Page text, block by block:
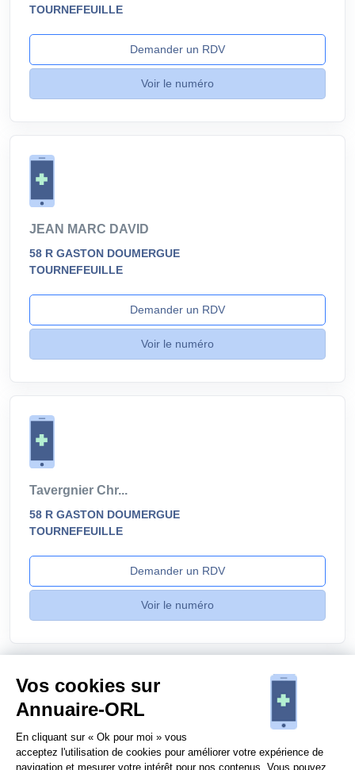
TOURNEFEUILLE
Demander un RDV
Voir le numéro
JEAN MARC DAVID
58 R GASTON DOUMERGUE
TOURNEFEUILLE
Demander un RDV
Voir le numéro
Tavergnier Chr...
58 R GASTON DOUMERGUE
TOURNEFEUILLE
Demander un RDV
Voir le numéro
Vous êtes un
Vos cookies sur
Annuaire-ORL
En cliquant sur « Ok pour moi » vous
acceptez l'utilisation de cookies pour améliorer votre expérience de
navigation et mesurer votre intérêt pour nos contenus. Vous pouvez